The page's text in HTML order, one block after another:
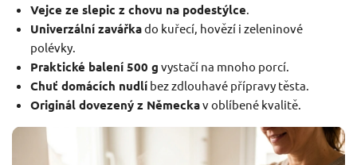
Vejce ze slepic z chovu na podestýlce.
Univerzální zavářkado kuřecí, hovězí i zeleninové
polévky.
Praktické balení 500 g vystačí na mnoho porcí.
Chuť domácích nudlíbez zdlouhavé přípravy těsta.
Originál dovezený z Německav oblíbené kvalitě.